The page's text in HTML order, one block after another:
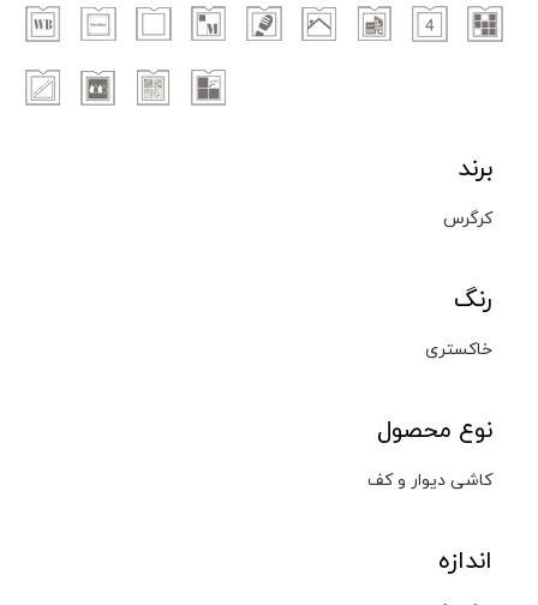
برند
کرگرس
رنگ
خاکستری
نوع محصول
کاشی دیوار و کف
اندازه